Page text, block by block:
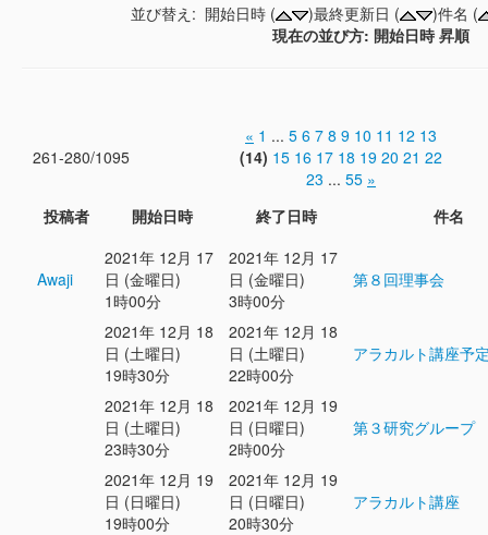
並び替え: 開始日時 ( )最終更新日 (
)件名 (
現在の並び方: 開始日時 昇順
261-280/1095
« 1 ... 5 6 7 8 9 10 11 12 13
(14) 15 16 17 18 19 20 21 22
23 ... 55 »
投稿者
開始日時 終了日時 件名
Awaji
2021年 12月 17
日 (金曜日)
1時00分
2021年 12月 17
日 (金曜日)
3時00分
第８回理事会
2021年 12月 18
日 (土曜日)
19時30分
2021年 12月 18
日 (土曜日)
22時00分
アラカルト講座予
2021年 12月 18
日 (土曜日)
23時30分
2021年 12月 19
日 (日曜日)
2時00分
第３研究グループ
2021年 12月 19
日 (日曜日)
19時00分
2021年 12月 19
日 (日曜日)
20時30分
アラカルト講座